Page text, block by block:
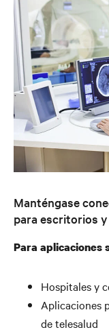
Soluciones para la
Soluciones
Manténgase
para escritorios
Para aplicaciones
Hospitales y
Aplicaciones
de telesalud